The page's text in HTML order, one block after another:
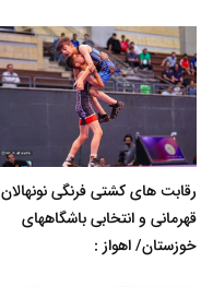
رقابت های کشتی فرنگی نونهالان
قهرمانی و انتخابی باشگاههای
خوزستان/ اهواز :